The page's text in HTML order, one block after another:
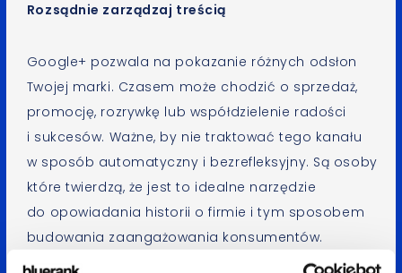
Rozsądnie zarządzaj treścią
Google+ pozwala na pokazanie różnych odsłon
Twojej marki. Czasem może chodzić o sprzedaż,
promocję, rozrywkę lub współdzielenie radości
i sukcesów. Ważne, by nie traktować tego kanału
w sposób automatyczny i bezrefleksyjny. Są osoby
które twierdzą, że jest to idealne narzędzie
do opowiadania historii o firmie i tym sposobem
budowania zaangażowania konsumentów.
W zależności od profilu marki oraz celu obecności